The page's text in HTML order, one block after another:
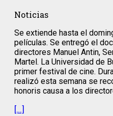
Noticias
Se extiende hasta el
películas. Se entregó el
directores Manuel Antin,
Martel. La Universidad de
primer festival de cine.
realizó esta semana se
honoris causa a los
[…]